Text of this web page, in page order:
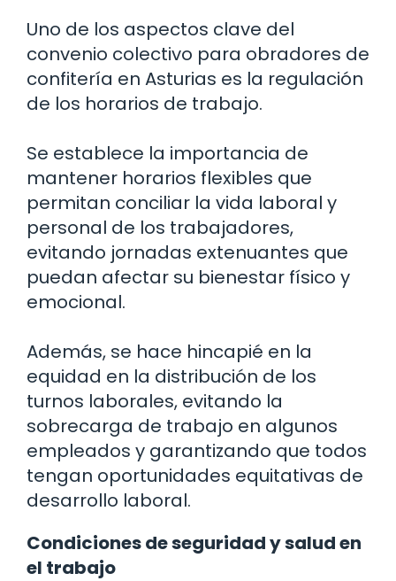
Uno de los aspectos clave del
convenio colectivo para obradores de
confitería en Asturias es la regulación
de los horarios de trabajo.
Se establece la importancia de
mantener horarios flexibles que
permitan conciliar la vida laboral y
personal de los trabajadores,
evitando jornadas extenuantes que
puedan afectar su bienestar físico y
emocional.
Además, se hace hincapié en la
equidad en la distribución de los
turnos laborales, evitando la
sobrecarga de trabajo en algunos
empleados y garantizando que todos
tengan oportunidades equitativas de
desarrollo laboral.
Condiciones de seguridad y salud en
el trabajo